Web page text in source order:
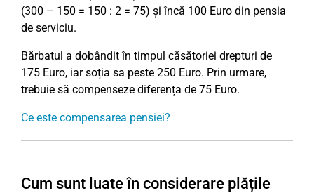
(300 – 150 = 150 : 2 = 75) și încă 100 Euro din pensia
de serviciu.
Bărbatul a dobândit în timpul căsătoriei drepturi de
175 Euro, iar soția sa peste 250 Euro. Prin urmare,
trebuie să compenseze diferența de 75 Euro.
Ce este compensarea pensiei?
Cum sunt luate în considerare plățile